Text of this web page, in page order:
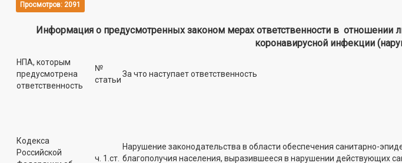
Просмотров: 2091
Информация о предусмотренных законом мерах ответственности в отношении
коронавирусной инфекции
НПА, которым
предусмотрена
ответственность
№
статьи
За что наступает ответственность
Кодекса
Российской
ч. 1.ст.
Нарушение законодательства в области обеспечения санитарно-
благополучия населения, выразившееся в нарушении действующих